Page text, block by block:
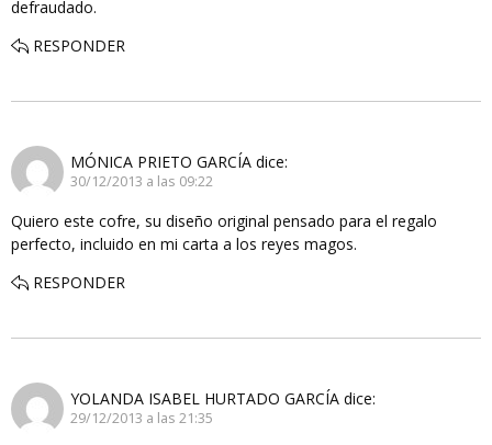
defraudado.
RESPONDER
MÓNICA PRIETO GARCÍA dice:
30/12/2013 a las 09:22
Quiero este cofre, su diseño original pensado para el regalo
perfecto, incluido en mi carta a los reyes magos.
RESPONDER
YOLANDA ISABEL HURTADO GARCÍA dice:
29/12/2013 a las 21:35